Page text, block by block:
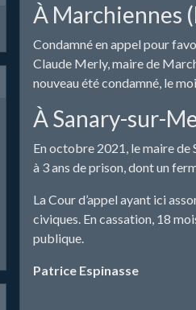
À Marchiennes
Condamné en appel pour
Claude Merly, maire de
nouveau été condamné, le
À Sanary-sur-
En octobre 2021, le maire de
à 3 ans de prison, dont un
La Cour d’appel ayant ici
civiques. En cassation, 18
publique.
Patrice Espinasse